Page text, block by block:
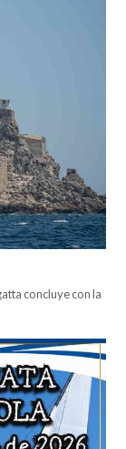
concluye con la